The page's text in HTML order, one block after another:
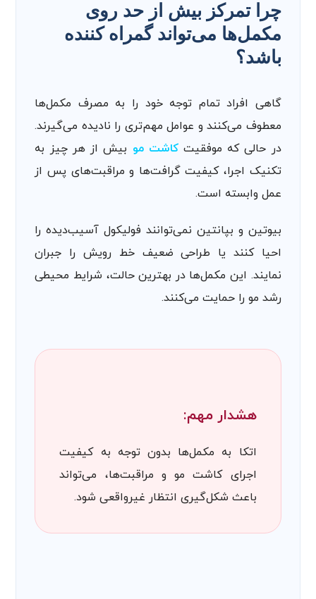
چرا تمرکز بیش از حد روی
مکمل‌ها می‌تواند گمراه ‌کننده
باشد؟
گاهی افراد تمام توجه خود را به مصرف مکمل‌ها
معطوف می‌کنند و عوامل مهم‌تری را نادیده می‌گیرند.
در حالی‌ که موفقیتکاشت مو بیش از هر چیز به
تکنیک اجرا، کیفیت گرافت‌ها و مراقبت‌های پس از
عمل وابسته است.
بیوتین و بپانتین نمی‌توانند فولیکول آسیب‌دیده را
احیا کنند یا طراحی ضعیف خط رویش را جبران
نمایند. این مکمل‌ها در بهترین حالت، شرایط محیطی
رشد مو را حمایت می‌کنند.
هشدار مهم:
اتکا به مکمل‌ها بدون توجه به کیفیت
اجرای کاشت مو و مراقبت‌ها، می‌تواند
باعث شکل‌گیری انتظار غیرواقعی شود.